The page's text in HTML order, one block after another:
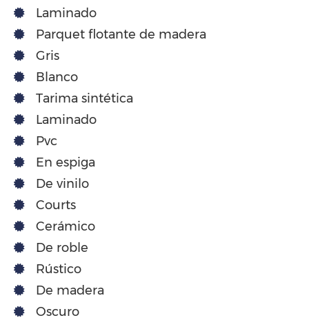
Laminado
Parquet flotante de madera
Gris
Blanco
Tarima sintética
Laminado
Pvc
En espiga
De vinilo
Courts
Cerámico
De roble
Rústico
De madera
Oscuro